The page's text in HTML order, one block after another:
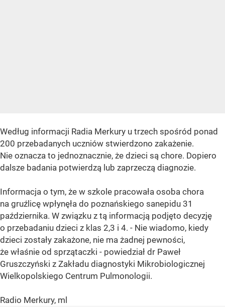
Według informacji Radia Merkury u trzech spośród ponad
200 przebadanych uczniów stwierdzono zakażenie.
Nie oznacza to jednoznacznie, że dzieci są chore. Dopiero
dalsze badania potwierdzą lub zaprzeczą diagnozie.
Informacja o tym, że w szkole pracowała osoba chora
na gruźlicę wpłynęła do poznańskiego sanepidu 31
października. W związku z tą informacją podjęto decyzję
o przebadaniu dzieci z klas 2,3 i 4. - Nie wiadomo, kiedy
dzieci zostały zakażone, nie ma żadnej pewności,
że właśnie od sprzątaczki - powiedział dr Paweł
Gruszczyński z Zakładu diagnostyki Mikrobiologicznej
Wielkopolskiego Centrum Pulmonologii.
Radio Merkury, ml